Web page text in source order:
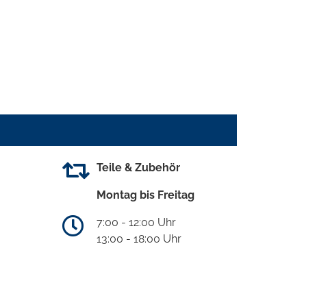
Teile & Zubehör
Montag bis Freitag
7:00 - 12:00 Uhr
13:00 - 18:00 Uhr